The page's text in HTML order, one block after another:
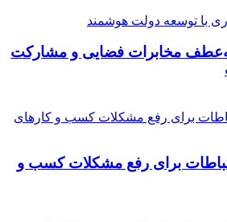
ناهید ۲ نقطه‌عطف مخابرات فضایی و مشارکت
برای رفع مشکلات کسب و